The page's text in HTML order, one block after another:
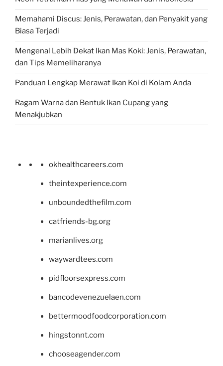
Memahami Discus: Jenis, Perawatan, dan Penyakit yang
Biasa Terjadi
Mengenal Lebih Dekat Ikan Mas Koki: Jenis, Perawatan,
dan Tips Memeliharanya
Panduan Lengkap Merawat Ikan Koi di Kolam Anda
Ragam Warna dan Bentuk Ikan Cupang yang
Menakjubkan
okhealthcareers.com
theintexperience.com
unboundedthefilm.com
catfriends-bg.org
marianlives.org
waywardtees.com
pidfloorsexpress.com
bancodevenezuelaen.com
bettermoodfoodcorporation.com
hingstonnt.com
chooseagender.com